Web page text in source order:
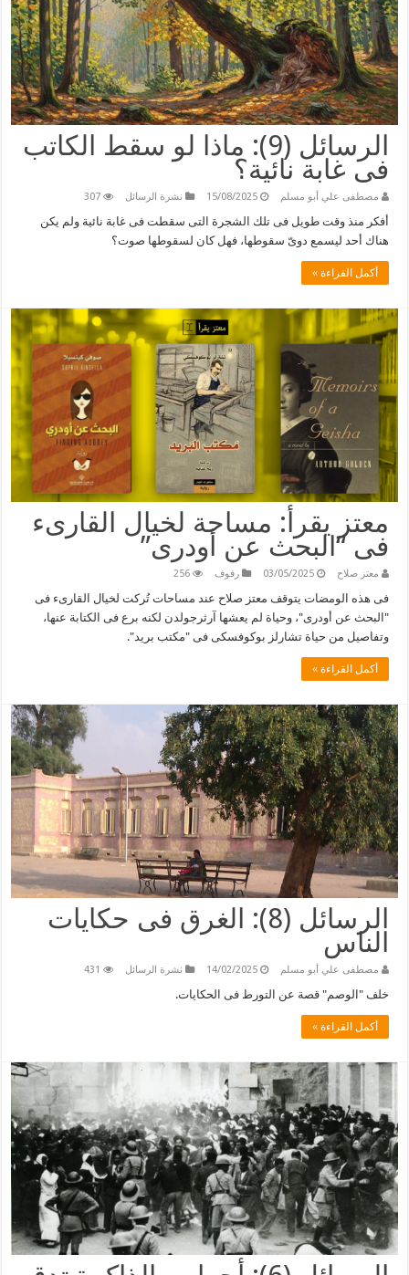
الرسائل (9): ماذا لو سقط الكاتب
فى غابة نائية؟
مصطفى علي أبو مسلم 15/08/2025 نشرة الرسائل 307
أفكر منذ وقت طويل فى تلك الشجرة التى سقطت فى غابة نائية ولم يكن
هناك أحد ليسمع دوىّ سقوطها، فهل كان لسقوطها صوت؟
أكمل القراءة »
معتز يقرأ: مساحة لخيال القارىء
فى “البحث عن أودرى”
معتز صلاح 03/05/2025 رفوف 256
فى هذه الومضات يتوقف معتز صلاح عند مساحات تُركت لخيال القارىء فى
"البحث عن أودرى"، وحياة لم يعشها آرثرجولدن لكنه برع فى الكتابة عنها،
وتفاصيل من حياة تشارلز بوكوفسكى فى "مكتب بريد".
أكمل القراءة »
الرسائل (8): الغرق فى حكايات
الناس
مصطفى علي أبو مسلم 14/02/2025 نشرة الرسائل 431
خلف "الوصم" قصة عن التورط فى الحكايات.
أكمل القراءة »